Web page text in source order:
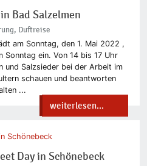
Bad Salzelmen
Duftreise
am Sonntag, den 1. Mai 2022 ,
Sonntag ein. Von 14 bis 17 Uhr
und Salzsieder bei der Arbeit im
schauen und beantworten
...
weiterlesen...
Day in Schönebeck